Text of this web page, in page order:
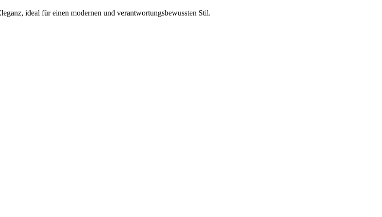
ideal für einen modernen und verantwortungsbewussten Stil.